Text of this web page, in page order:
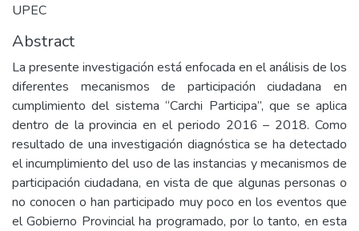
UPEC
Abstract
La presente investigación está enfocada en el análisis de los
diferentes mecanismos de participación ciudadana en
cumplimiento del sistema “Carchi Participa”, que se aplica
dentro de la provincia en el periodo 2016 – 2018. Como
resultado de una investigación diagnóstica se ha detectado
el incumplimiento del uso de las instancias y mecanismos de
participación ciudadana, en vista de que algunas personas o
no conocen o han participado muy poco en los eventos que
el Gobierno Provincial ha programado, por lo tanto, en esta